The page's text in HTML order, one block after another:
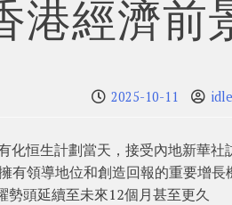
經濟前
2025-10-11 idle
化恒生計劃當天，接受內地新華社
有領導地位和創造回報的重要增長
勢頭延續至未來12個月甚至更久